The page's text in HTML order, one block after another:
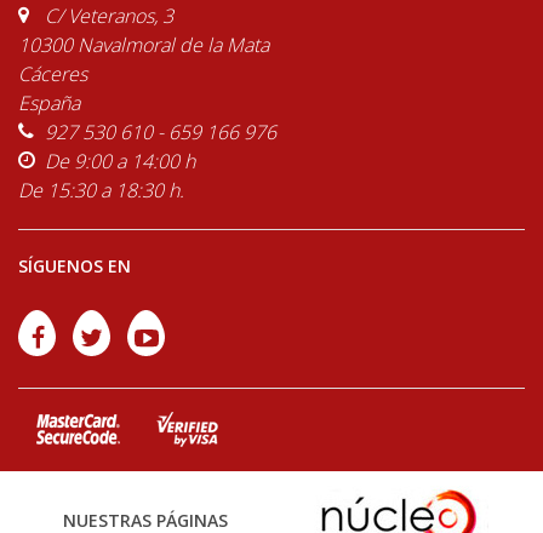
C/ Veteranos, 3
10300 Navalmoral de la Mata
Cáceres
España
927 530 610 - 659 166 976
De 9:00 a 14:00 h
De 15:30 a 18:30 h.
SÍGUENOS EN
NUESTRAS PÁGINAS